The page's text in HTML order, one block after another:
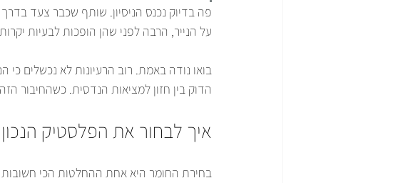
פה בדיוק נכנס הניסיון. שותף שכבר צעד בדרך
על הנייר, הרבה לפני שהן הופכות לבעיות
בואו נודה באמת. רוב הרעיונות לא נכשלים
הדוק בין חזון למציאות הנדסית. כשהחיבור
איך לבחור את הפלסטיק
בחירת החומר היא אחת ההחלטות הכי